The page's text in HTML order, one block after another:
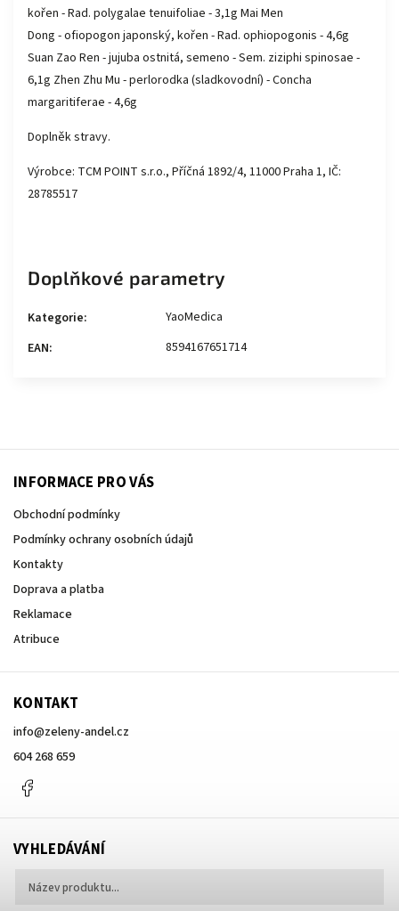
kořen - Rad. polygalae tenuifoliae - 3,1g Mai Men
Dong - ofiopogon japonský, kořen - Rad. ophiopogonis - 4,6g
Suan Zao Ren - jujuba ostnitá, semeno - Sem. ziziphi spinosae -
6,1g Zhen Zhu Mu - perlorodka (sladkovodní) - Concha
margaritiferae - 4,6g
Doplněk stravy.
Výrobce: TCM POINT s.r.o., Příčná 1892/4, 11000 Praha 1, IČ:
28785517
Doplňkové parametry
Kategorie:
YaoMedica
EAN: 8594167651714
INFORMACE PRO VÁS
Obchodní podmínky
Podmínky ochrany osobních údajů
Kontakty
Doprava a platba
Reklamace
Atribuce
KONTAKT
info@zeleny-andel.cz
604 268 659
VYHLEDÁVÁNÍ